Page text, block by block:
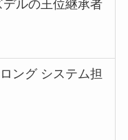
デルの王位継承者
ング システム担